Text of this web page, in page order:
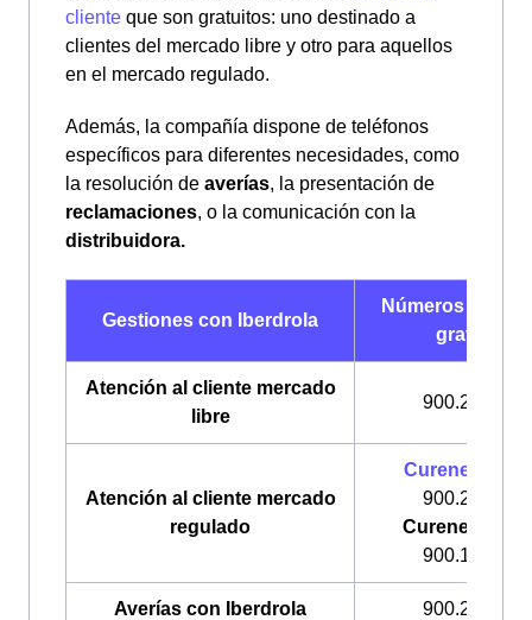
cliente que son gratuitos: uno destinado a
clientes del mercado libre y otro para aquellos
en el mercado regulado.
Además, la compañía dispone de teléfonos
específicos para diferentes necesidades, como
la resolución de averías, la presentación de
reclamaciones, o la comunicación con la
distribuidora.
Gestiones con Iberdrola
Números de
gratuitos
Atención al cliente mercado
libre
900.225.235
Atención al cliente mercado
regulado
Curenergía
900.200.708
Curenergía
900.100.309
Averías con Iberdrola 900.224.522